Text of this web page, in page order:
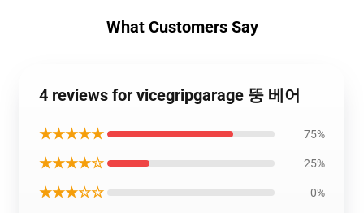
What Customers Say
4 reviews for vicegripgarage 뚱 베어
★★★★★ 75%
★★★★☆ 25%
★★★☆☆ 0%